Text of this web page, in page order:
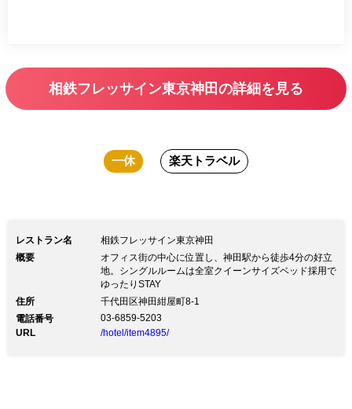
相鉄フレッサイン東京神田の詳細を見る
一休 楽天トラベル
レストラン名
相鉄フレッサイン東京神田
概要
オフィス街の中心に位置し、神田駅から徒歩4分の好立
地。シングルルームは全室クイーンサイズベッド採用で
ゆったりSTAY
住所
千代田区神田紺屋町8-1
電話番号
03-6859-5203
URL
/hotel/item4895/